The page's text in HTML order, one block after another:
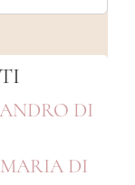
DI
DI